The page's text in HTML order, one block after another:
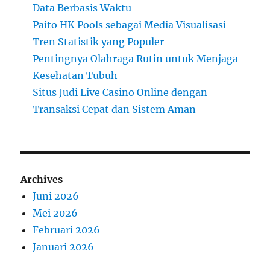
Data Berbasis Waktu
Paito HK Pools sebagai Media Visualisasi
Tren Statistik yang Populer
Pentingnya Olahraga Rutin untuk Menjaga
Kesehatan Tubuh
Situs Judi Live Casino Online dengan
Transaksi Cepat dan Sistem Aman
Archives
Juni 2026
Mei 2026
Februari 2026
Januari 2026